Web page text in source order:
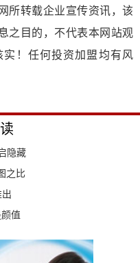
所转载企业宣传资讯，该
之目的，不代表本网站观
！任何投资加盟均有风
隐藏
之比
出
值